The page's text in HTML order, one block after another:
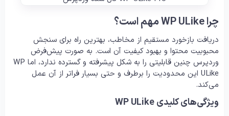
چرا WP ULike مهم است؟
دریافت بازخورد مستقیم از مخاطب، بهترین راه برای سنجش
محبوبیت محتوا و بهبود کیفیت آن است. به صورت پیش‌فرض
وردپرس چنین قابلیتی را به شکل پیشرفته و گسترده ندارد، اما WP
ULike این محدودیت را برطرف و حتی بسیار فراتر از آن عمل
می‌کند.
ویژگی‌های کلیدی WP ULike